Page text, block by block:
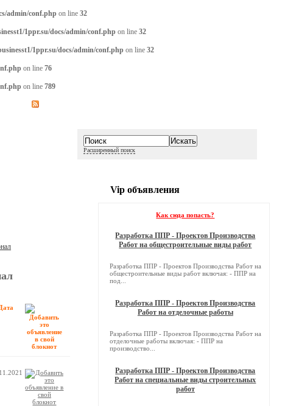
admin/conf.php on line 32
1ppr.su/docs/admin/conf.php on line 32
1ppr.su/docs/admin/conf.php on line 32
on line 76
on line 789
Расширенный поиск
Vip объявления
Как сюда попасть?
Разработка ППР - Проектов Производства
Работ на общестроительные виды работ
Разработка ППР - Проектов Производства Работ на
общестроительные виды работ включая: - ППР на
под...
Разработка ППР - Проектов Производства
Работ на отделочные работы
Разработка ППР - Проектов Производства Работ на
отделочные работы включая: - ППР на
производство...
Разработка ППР - Проектов Производства
Работ на специальные виды строительных
работ